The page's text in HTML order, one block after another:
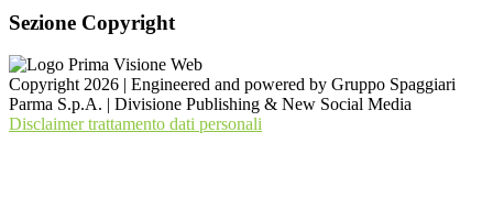
Sezione Copyright
Copyright 2026 | Engineered and powered by Gruppo Spaggiari
Parma S.p.A. | Divisione Publishing & New Social Media
Disclaimer trattamento dati personali